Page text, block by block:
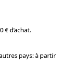
€ d’achat.
pays: à partir